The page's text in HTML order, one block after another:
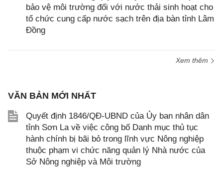
bảo vệ môi trường đối với nước thải sinh hoạt cho
tổ chức cung cấp nước sạch trên địa bàn tỉnh Lâm
Đồng
Xem thêm
VĂN BẢN MỚI NHẤT
Quyết định 1846/QĐ-UBND của Ủy ban nhân dân
tỉnh Sơn La về việc công bố Danh mục thủ tục
hành chính bị bãi bỏ trong lĩnh vực Nông nghiệp
thuộc phạm vi chức năng quản lý Nhà nước của
Sở Nông nghiệp và Môi trường